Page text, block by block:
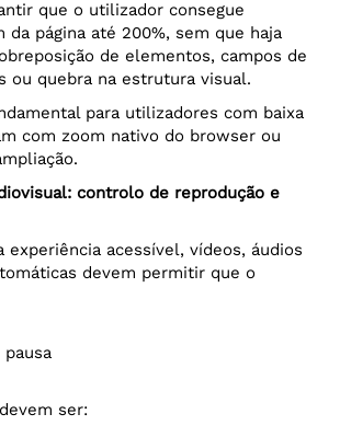
que o utilizador consegue
da página até 200%, sem que haja
de elementos, campos de
ou quebra na estrutura visual.
para utilizadores com baixa
com zoom nativo do browser ou
controlo de reprodução e
experiência acessível, vídeos, áudios
devem permitir que o
pausa
ser: